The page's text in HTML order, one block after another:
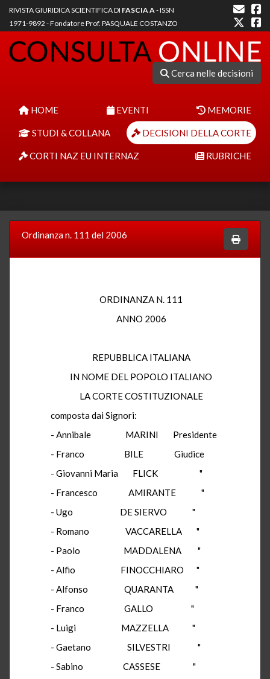
RIVISTA GIURIDICA SCIENTIFICA DI FASCIA A- ISSN
1971-9892 - Fondatore Prof. PASQUALE COSTANZO
Cerca nelle decisioni
HOME EVENTI MEMORIE
STUDI & COLLANA DECISIONI DELLA CORTE
CORTI NAZ EU INTERNAZ RUBRICHE
Ordinanza n. 111 del 2006
ORDINANZA N. 111
ANNO 2006
REPUBBLICA ITALIANA
IN NOME DEL POPOLO ITALIANO
LA CORTE COSTITUZIONALE
composta dai Signori:
- Annibale MARINI Presidente
- Franco BILE Giudice
- Giovanni Maria FLICK "
- Francesco AMIRANTE "
- Ugo DE SIERVO "
- Romano VACCARELLA "
- Paolo MADDALENA "
- Alfio FINOCCHIARO "
- Alfonso QUARANTA "
- Franco GALLO "
- Luigi MAZZELLA "
- Gaetano SILVESTRI "
- Sabino CASSESE "